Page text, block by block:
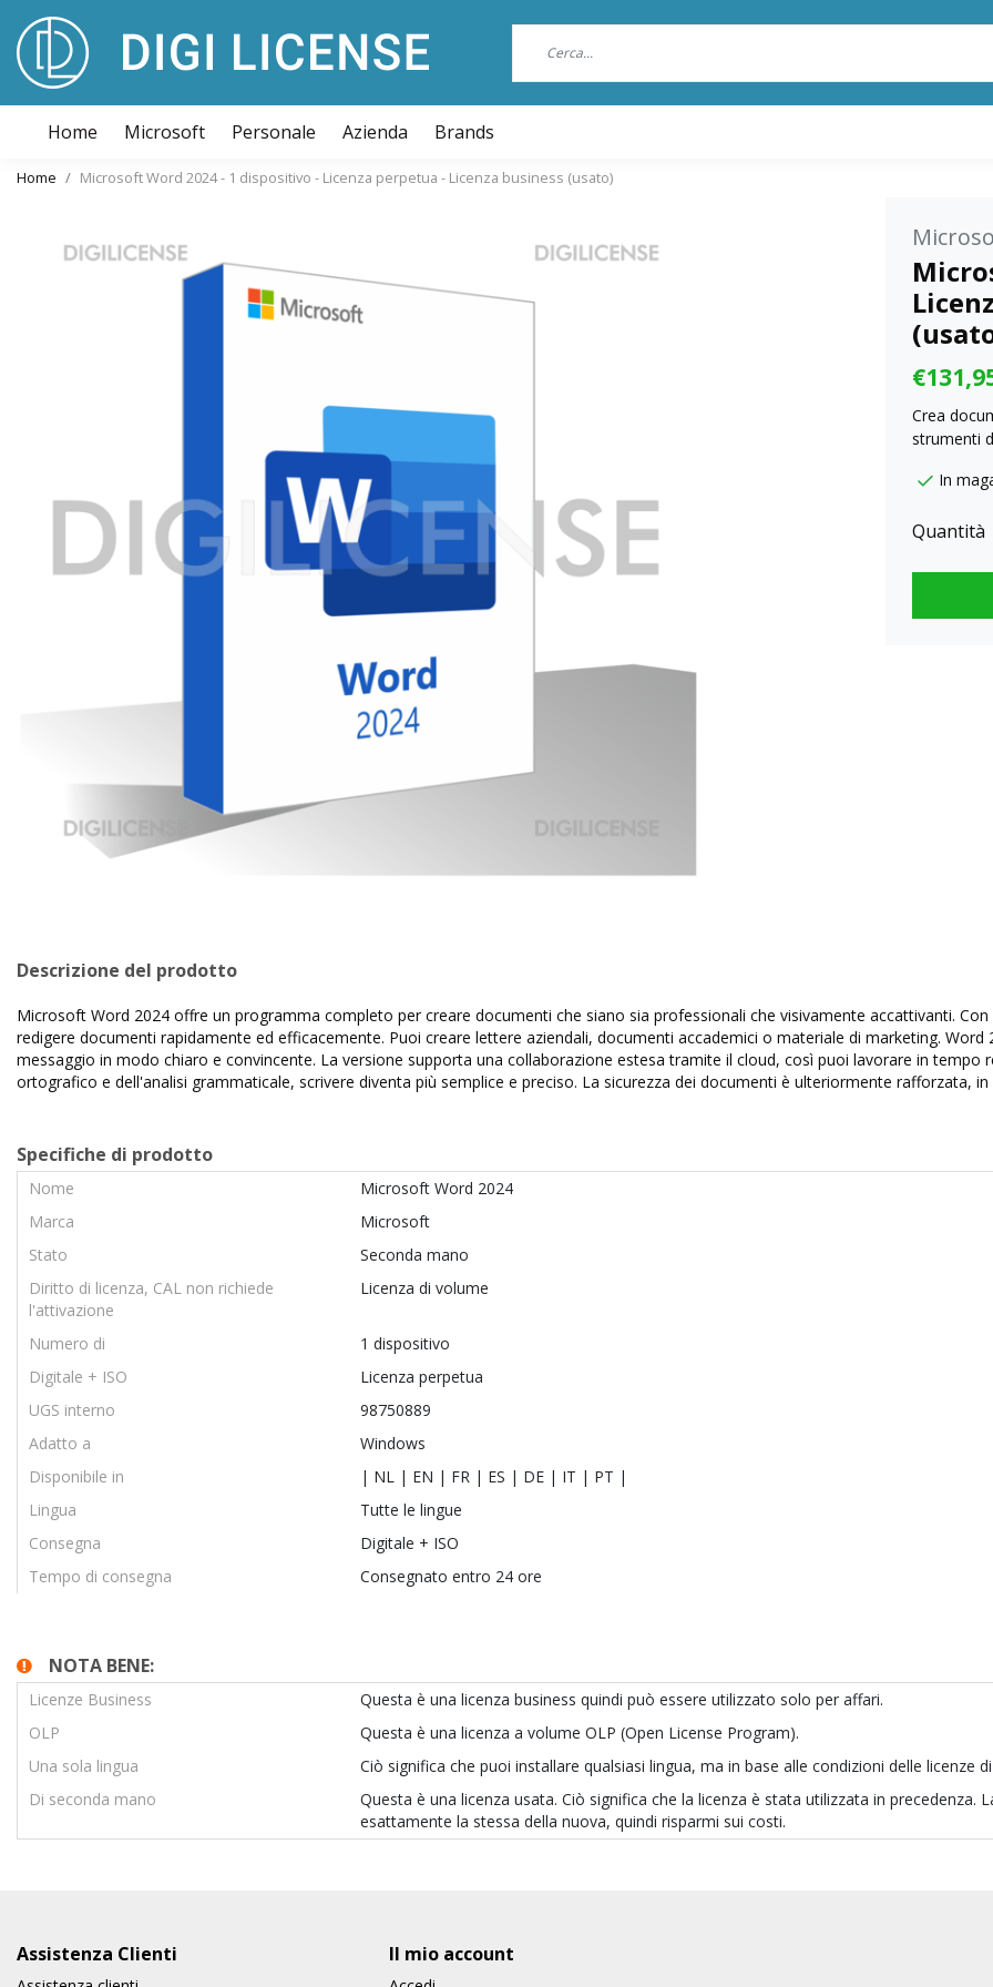
Home Microsoft Personale Azienda Brands
Home Microsoft Word 2024 - 1 dispositivo - Licenza perpetua - Licenza business (usato)
Crea
strumenti
In
Quantità
Descrizione del prodotto
Microsoft Word 2024 offre un programma completo per creare documenti che siano sia professionali che visivamente accattivanti.
redigere documenti rapidamente ed efficacemente. Puoi creare lettere aziendali, documenti accademici o materiale di marketing.
messaggio in modo chiaro e convincente. La versione supporta una collaborazione estesa tramite il cloud, così puoi lavorare in tempo
ortografico e dell'analisi grammaticale, scrivere diventa più semplice e preciso. La sicurezza dei documenti è ulteriormente rafforzata,
Specifiche di prodotto
Nome
Microsoft Word 2024
Marca
Microsoft
Stato
Seconda mano
Diritto di licenza, CAL non richiede
l'attivazione
Licenza di volume
Numero di
1 dispositivo
Digitale + ISO
Licenza perpetua
UGS interno
98750889
Adatto a
Windows
Disponibile in
| NL | EN | FR | ES | DE | IT | PT |
Lingua
Tutte le lingue
Consegna
Digitale + ISO
Tempo di consegna
Consegnato entro 24 ore
NOTA BENE:
Licenze Business
Questa è una licenza business quindi può essere utilizzato solo per affari.
OLP
Questa è una licenza a volume OLP (Open License Program).
Una sola lingua
Ciò significa che puoi installare qualsiasi lingua, ma in base alle condizioni delle
Di seconda mano
Questa è una licenza usata. Ciò significa che la licenza è stata utilizzata in precedenza.
esattamente la stessa della nuova, quindi risparmi sui costi.
Assistenza Clienti Il mio account